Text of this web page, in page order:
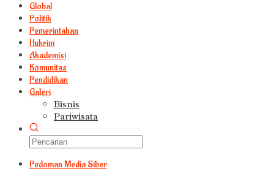
Global
Politik
Pemerintahan
Hukrim
Akademisi
Komunitas
Pendidikan
Galeri
Bisnis
Pariwisata
Pedoman Media Siber